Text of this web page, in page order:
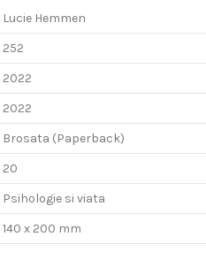
Lucie Hemmen
252
2022
2022
Brosata (Paperback)
20
Psihologie si viata
140 x 200 mm